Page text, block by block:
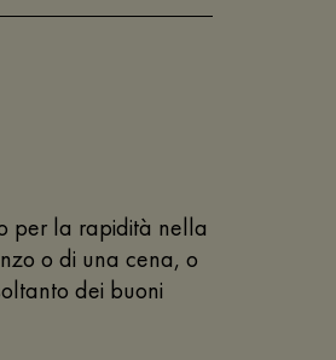
per la rapidità nella
o di una cena, o
dei buoni